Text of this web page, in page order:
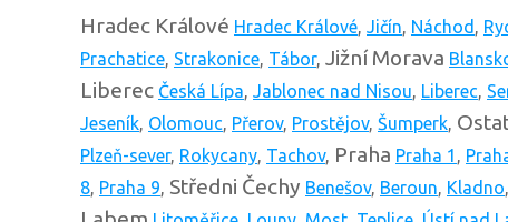
Hradec Králové Hradec Králové, Jičín, Náchod ,
Prachatice, Strakonice, Tábor, Jižní Morava
Liberec Česká Lípa, Jablonec nad Nisou, Liberec,
Jeseník, Olomouc, Přerov, Prostějov, Šumperk,
Plzeň-sever, Rokycany, Tachov, Praha Praha 1 ,
8, Praha 9, Středni Čechy Benešov, Beroun, Kladno,